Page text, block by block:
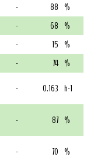
- 88 %
- 68 %
- 15 %
- 74 %
- 0.163 h-1
- 87 %
- 70 %